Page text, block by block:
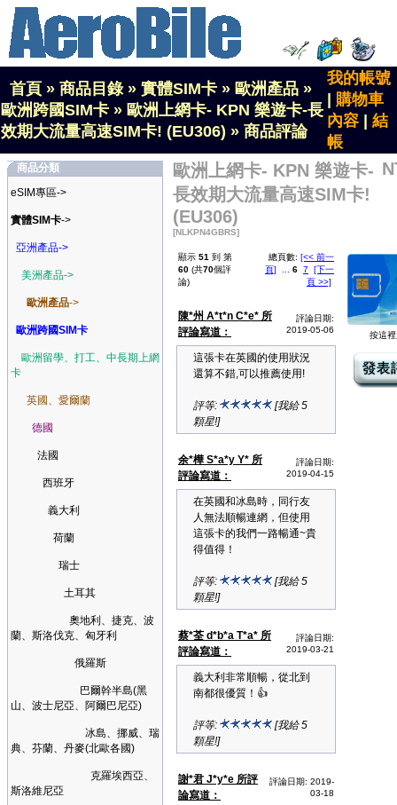
首頁 » 商品目錄» 實體SIM卡 » 歐洲產品 »
歐洲跨國SIM卡 » 歐洲上網卡- KPN 樂遊卡-長
效期大流量高速SIM卡! (EU306) » 商品評論
我的帳號
購物車
內容
結
帳
商品分類
eSIM專區->
實體SIM卡->
亞洲產品->
美洲產品->
歐洲產品->
歐洲跨國SIM卡
歐洲留學、打工、中長期上網
卡
英國、愛爾蘭
德國
法國
西班牙
義大利
荷蘭
瑞士
土耳其
奧地利、捷克、波
蘭、斯洛伐克、匈牙利
俄羅斯
巴爾幹半島(黑
山、波士尼亞、阿爾巴尼亞)
冰島、挪威、瑞
典、芬蘭、丹麥(北歐各國)
克羅埃西亞、
斯洛維尼亞
歐洲上網卡- KPN 樂遊卡-
長效期大流量高速SIM卡!
(EU306)
[NLKPN4GBRS]
顯示 51 到 第
60 (共70個評
論)
總頁數: [<< 前一
頁]
6 7
[下一
頁 >>]
陳*州 A*t*n C*e* 所
評論寫道：
評論日期:
2019-05-06
這張卡在英國的使用狀況
還算不錯,可以推薦使用!
評等:
[我給 5
顆星!]
余*樺 S*a*y Y* 所
評論寫道：
評論日期:
2019-04-15
在英國和冰島時，同行友
人無法順暢連網，但使用
這張卡的我們一路暢通~貴
得值得！
評等:
[我給 5
顆星!]
蔡*荃 d*b*a T*a* 所
評論寫道：
評論日期:
2019-03-21
義大利非常順暢，從北到
南都很優質！👍
評等:
[我給 5
顆星!]
謝*君 J*y*e 所評
論寫道：
評論日期: 2019-
03-18
按這